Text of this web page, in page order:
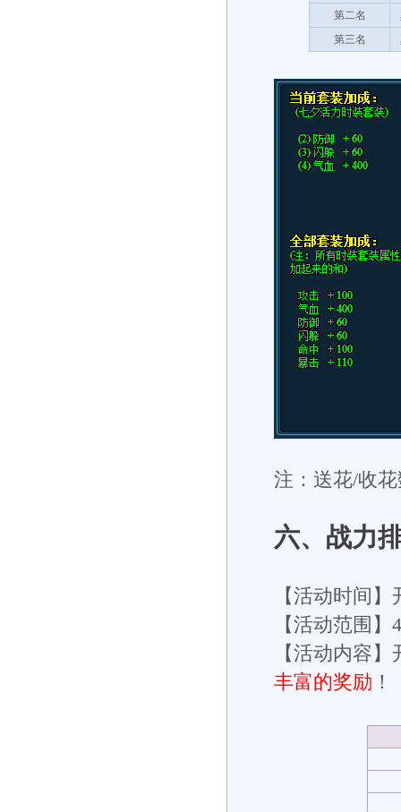
第二名
第三名
注：送花/收
六、战力
【活动时间
【活动范围】
【活动内容
丰富的奖励 ！